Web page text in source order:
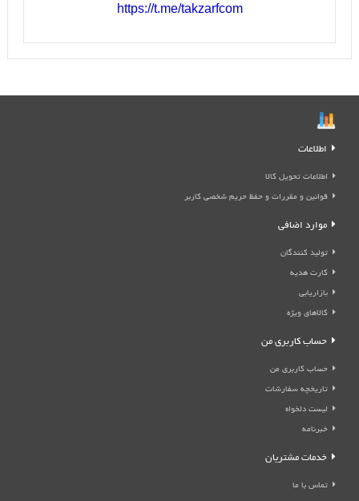
https://t.me/takzarfcom
اطلاعات
اطلاعات تحویل کالا
قوانین و مقررات و حفظ حریم شخصی کاربر
موارد اضافی
تولید کنندگان
کارت هدیه
بازاریابی
کالاهای ویژه
حساب کاربری من
حساب کاربری من
تاریخچه سفارشات
لیست دلخواه
خبرنامه
خدمات مشتریان
تماس با ما